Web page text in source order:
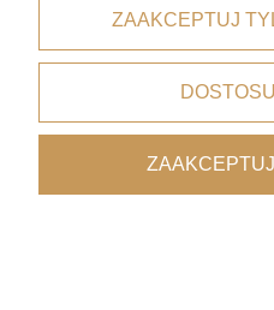
nowość
WMF
WMF Shades Pale Gold złoty
ZAAKCEPTUJ